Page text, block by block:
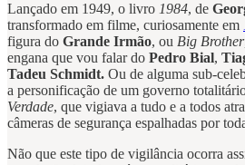
Lançado em 1949, o livro 1984, de
transformado em filme, curiosamente em
figura do Grande Irmão, ou Big Brother
engana que vou falar do Pedro Bial,
Tadeu Schmidt. Ou de alguma sub-
a personificação de um governo
Verdade, que vigiava a tudo e a todos
câmeras de segurança espalhadas por
Não que este tipo de vigilância ocorra